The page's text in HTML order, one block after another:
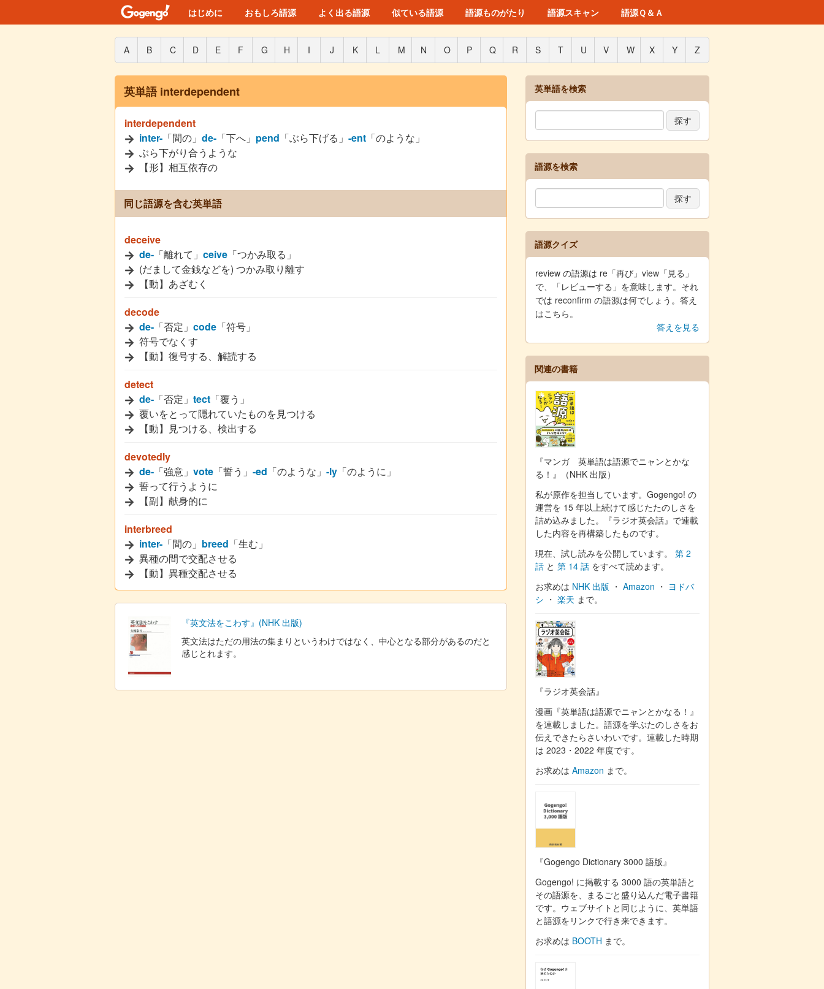
はじめに おもしろ語源 よく出る語源 似ている語源 語源ものがたり 語源スキャン 語源Ｑ＆Ａ
A B C D E F G H I J K L M N O P Q R S T U V W X Y Z
英単語 interdependent
interdependent
inter- 「間の」 de- 「下へ」 pend 「ぶら下げる」 -ent 「のような」
ぶら下がり合うような
【形】相互依存の
同じ語源を含む英単語
deceive
de- 「離れて」 ceive 「つかみ取る」
(だまして金銭などを) つかみ取り離す
【動】あざむく
decode
de- 「否定」 code 「符号」
符号でなくす
【動】復号する、解読する
detect
de- 「否定」 tect 「覆う」
覆いをとって隠れていたものを見つける
【動】見つける、検出する
devotedly
de- 「強意」 vote 「誓う」 -ed 「のような」 -ly 「のように」
誓って行うように
【副】献身的に
interbreed
inter- 「間の」 breed 「生む」
異種の間で交配させる
【動】異種交配させる
『英文法をこわす』(NHK 出版)
英文法はただの用法の集まりというわけではなく、中心となる部分があるのだと
感じとれます。
英単語を検索
語源を検索
語源クイズ
review の語源は re「再び」view「見る」
で、「レビューする」を意味します。それ
では reconfirm の語源は何でしょう。答え
はこちら。
答えを見る
関連の書籍
『マンガ 英単語は語源でニャンとかな
る！』（NHK 出版）
私が原作を担当しています。Gogengo! の
運営を 15 年以上続けて感じたたのしさを
詰め込みました。『ラジオ英会話』で連載
した内容を再構築したものです。
現在、試し読みを公開しています。 第 2
話 と 第 14 話 をすべて読めます。
お求めは NHK 出版 ・ Amazon ・ ヨドバ
シ ・ 楽天 まで。
『ラジオ英会話』
漫画『英単語は語源でニャンとかなる！』
を連載しました。語源を学ぶたのしさをお
伝えできたらさいわいです。連載した時期
は 2023・2022 年度です。
お求めは Amazon まで。
『Gogengo Dictionary 3000 語版』
Gogengo! に掲載する 3000 語の英単語と
その語源を、まるごと盛り込んだ電子書籍
です。ウェブサイトと同じように、英単語
と語源をリンクで行き来できます。
お求めは BOOTH まで。